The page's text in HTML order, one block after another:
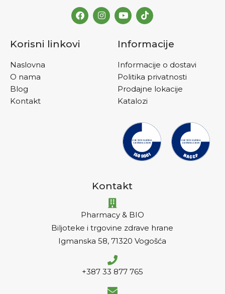
Korisni linkovi
Naslovna
O nama
Blog
Kontakt
Informacije
Informacije o dostavi
Politika privatnosti
Prodajne lokacije
Katalozi
Kontakt
Pharmacy & BIO
Biljoteke i trgovine zdrave hrane
Igmanska 58, 71320 Vogošća
+387 33 877 765